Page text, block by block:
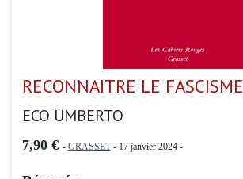
RECONNAITRE LE FASCISME
ECO UMBERTO
7,90 € - GRASSET- 17 janvier 2024 -